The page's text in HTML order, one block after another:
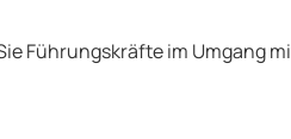
Führungskräfte im Umgang